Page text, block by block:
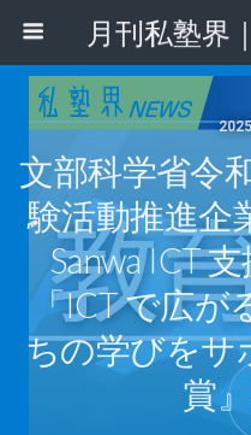
文部科学省令
験活動推進企
Sanwa ICT
「ICT で広が
ちの学びをサ
賞